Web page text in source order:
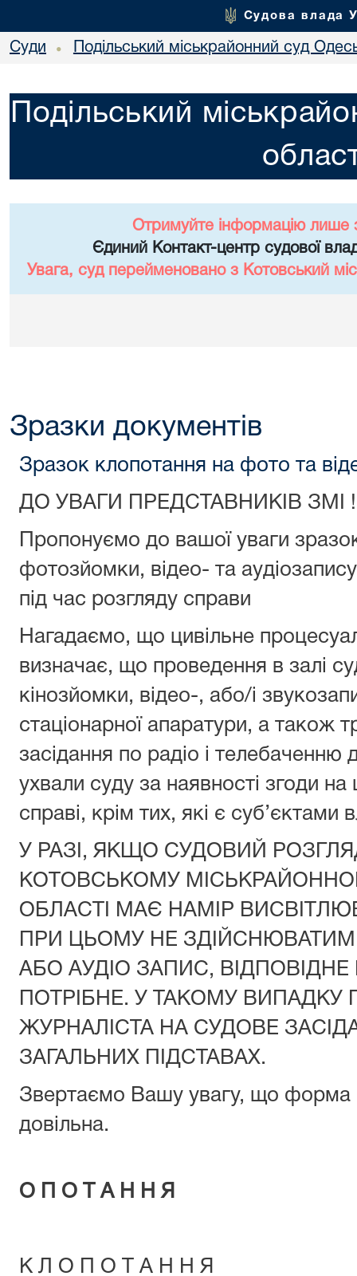
Судова влада
Суди • Подільський міськрайонний суд
Подільський
Отримуйте інформацію лише
Єдиний Контакт-центр судової
Увага, суд перейменовано з Котовський
Зразки документів
Зразок клопотання на фото та
ДО УВАГИ ПРЕДСТАВНИКІВ ЗМІ !
Пропонуємо до вашої уваги
фотозйомки, відео- та
під час розгляду справи
Нагадаємо, що цивільне
визначає, що проведення в залі
кінозйомки, відео-, або/і
стаціонарної апаратури, а також
засідання по радіо і телебаченню
ухвали суду за наявності згоди на
справі, крім тих, які є
У РАЗІ, ЯКЩО СУДОВИЙ
КОТОВСЬКОМУ
ОБЛАСТІ МАЄ НАМІР
ПРИ ЦЬОМУ НЕ
АБО АУДІО ЗАПИС,
ПОТРІБНЕ. У ТАКОМУ ВИПАДКУ
ЖУРНАЛІСТА НА СУДОВЕ
ЗАГАЛЬНИХ ПІДСТАВАХ.
Звертаємо Вашу увагу, що форма
довільна.
О П О Т А Н Н Я
К Л О П О Т А Н Н Я